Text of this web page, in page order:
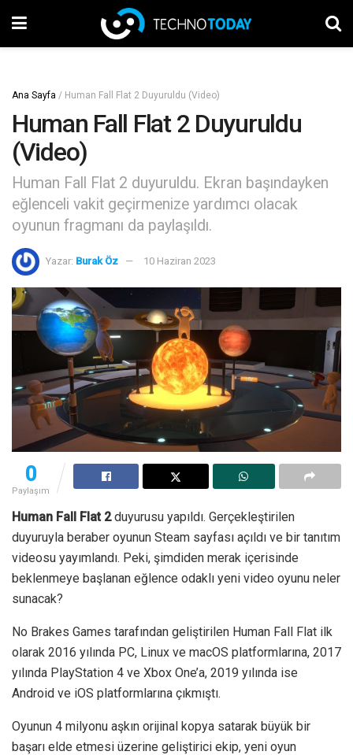
Ana Sayfa / Human Fall Flat 2 Duyuruldu (Video)
Human Fall Flat 2 Duyuruldu
(Video)
Human Fall Flat 2 duyuruldu. Ekran başındayken
eğlenceli vakit geçirmenize yardımcı olacak
oyunun fragmanı da paylaşıldı.
Yazar: Burak Öz 10 Haziran 2023
0
Paylaşım
Human Fall Flat 2duyurusu yapıldı. Gerçekleştirilen
duyuruyla beraber oyunun Steam sayfası açıldı ve bir tanıtım
videosu yayımlandı. Peki, şimdiden merak içerisinde
beklenmeye başlanan eğlence odaklı yeni video oyunu neler
sunacak?
No Brakes Games tarafından geliştirilen Human Fall Flat ilk
olarak 2016 yılında PC, Linux ve macOS platformlarına, 2017
yılında PlayStation 4 ve Xbox One’a, 2019 yılında ise
Android ve iOS platformlarına çıkmıştı.
Oyunun 4 milyonu aşkın orijinal kopya satarak büyük bir
başarı elde etmesi üzerine geliştirici ekip, yeni oyun